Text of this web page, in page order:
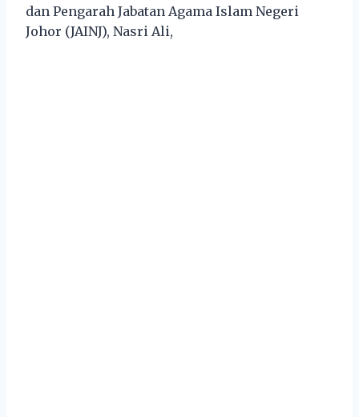
dan Pengarah Jabatan Agama Islam Negeri
Johor (JAINJ), Nasri Ali,